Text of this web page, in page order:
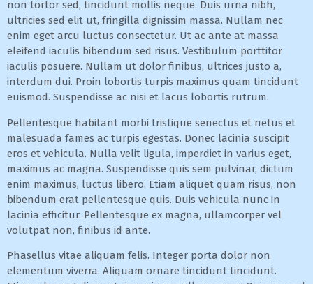
non tortor sed, tincidunt mollis neque. Duis urna nibh,
ultricies sed elit ut, fringilla dignissim massa. Nullam nec
enim eget arcu luctus consectetur. Ut ac ante at massa
eleifend iaculis bibendum sed risus. Vestibulum porttitor
iaculis posuere. Nullam ut dolor finibus, ultrices justo a,
interdum dui. Proin lobortis turpis maximus quam tincidunt
euismod. Suspendisse ac nisi et lacus lobortis rutrum.
Pellentesque habitant morbi tristique senectus et netus et
malesuada fames ac turpis egestas. Donec lacinia suscipit
eros et vehicula. Nulla velit ligula, imperdiet in varius eget,
maximus ac magna. Suspendisse quis sem pulvinar, dictum
enim maximus, luctus libero. Etiam aliquet quam risus, non
bibendum erat pellentesque quis. Duis vehicula nunc in
lacinia efficitur. Pellentesque ex magna, ullamcorper vel
volutpat non, finibus id ante.
Phasellus vitae aliquam felis. Integer porta dolor non
elementum viverra. Aliquam ornare tincidunt tincidunt.